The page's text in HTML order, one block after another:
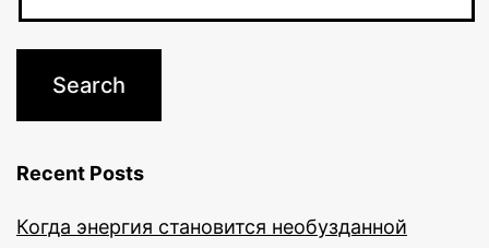
Recent Posts
Когда энергия становится необузданной